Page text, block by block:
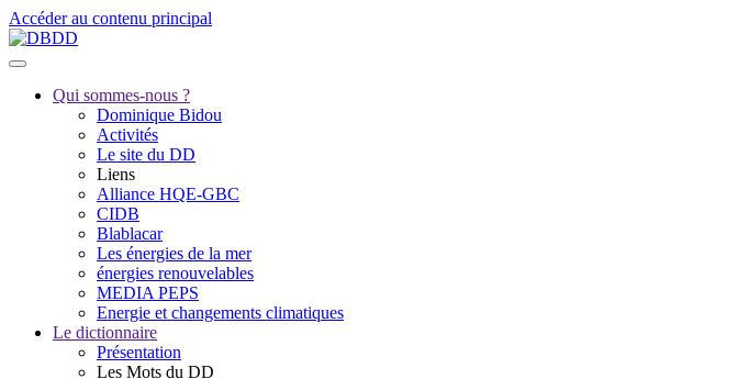
Accéder au contenu principal
Qui sommes-nous ?
Dominique Bidou
Activités
Le site du DD
Liens
Alliance HQE-GBC
CIDB
Blablacar
Les énergies de la mer
énergies renouvelables
MEDIA PEPS
Energie et changements climatiques
Le dictionnaire
Présentation
Les Mots du DD